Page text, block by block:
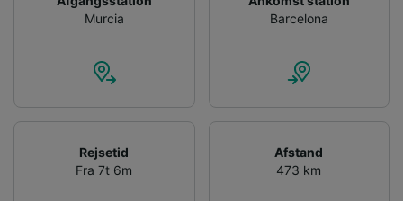
Murcia
Barcelona
Rejsetid
Fra 7t 6m
Afstand
473 km
Liste over partnere (leverandører)